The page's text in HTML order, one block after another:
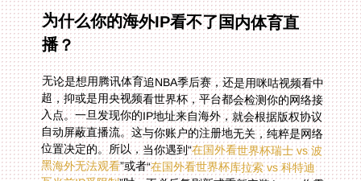
为什么你的海外IP看不了国内体育直
播？
无论是想用腾讯体育追NBA季后赛，还是用咪咕视频看中
超，抑或是用央视频看世界杯，平台都会检测你的网络接
入点。一旦发现你的IP地址来自海外，就会根据版权协议
自动屏蔽直播流。这与你账户的注册地无关，纯粹是网络
位置决定的。所以，当你遇到“在国外看世界杯瑞士 vs 波
黑海外无法观看”或者“在国外看世界杯库拉索 vs 科特迪